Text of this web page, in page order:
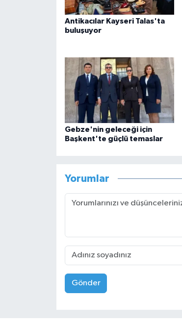
Antikacılar Kayseri Talas'ta
buluşuyor
Gebze'nin geleceği için
Başkent'te güçlü temaslar
Yorumlar
Gönder